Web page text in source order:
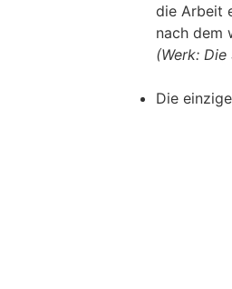
die Arbeit
nach dem
(Werk:
Die